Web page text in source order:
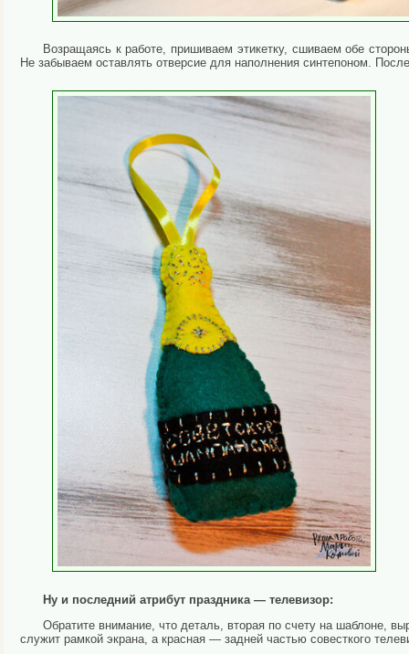
Возращаясь к работе, пришиваем этикетку, сшиваем обе
Не забываем оставлять отверсие для наполнения синтепоном.
Ну и последний атрибут праздника — телевизор:
Обратите внимание, что деталь, вторая по счету на шаблоне,
служит рамкой экрана, а красная — задней частью совесткого